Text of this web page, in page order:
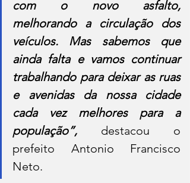
com o novo asfalto,
melhorando a circulação dos
veículos. Mas sabemos que
ainda falta e vamos continuar
trabalhando para deixar as ruas
e avenidas da nossa cidade
cada vez melhores para a
população”, destacou o
prefeito Antonio Francisco
Neto.